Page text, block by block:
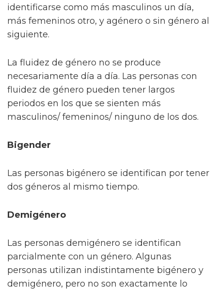
identificarse como más masculinos un día,
más femeninos otro, y agénero o sin género al
siguiente.
La fluidez de género no se produce
necesariamente día a día. Las personas con
fluidez de género pueden tener largos
periodos en los que se sienten más
masculinos/ femeninos/ ninguno de los dos.
Bigender
Las personas bigénero se identifican por tener
dos géneros al mismo tiempo.
Demigénero
Las personas demigénero se identifican
parcialmente con un género. Algunas
personas utilizan indistintamente bigénero y
demigénero, pero no son exactamente lo